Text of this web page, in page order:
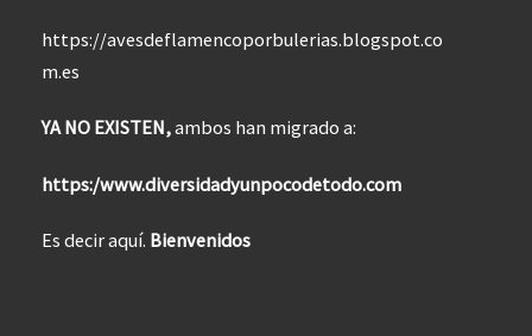
https://avesdeflamencoporbulerias.blogspot.co
m.es
YA NO EXISTEN,ambos han migrado a:
https:/www.diversidadyunpocodetodo.com
Es decir aquí. Bienvenidos